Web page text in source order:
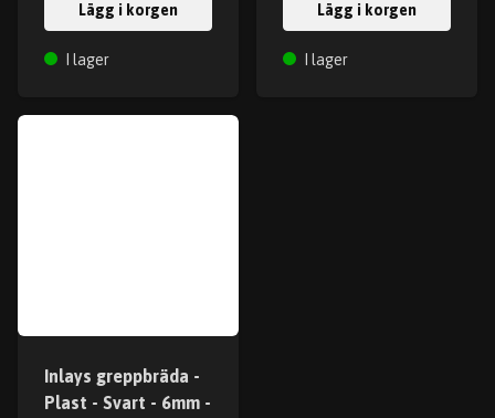
Lägg i korgen
I lager
Lägg i korgen
I lager
Inlays greppbräda -
Plast - Svart - 6mm -